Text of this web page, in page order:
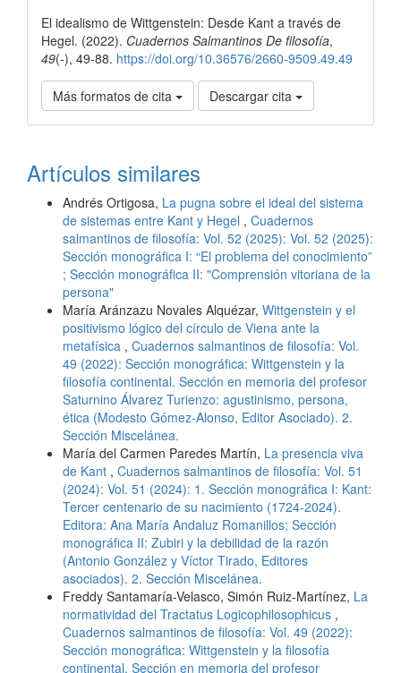
del
artículo
El idealismo de Wittgenstein: Desde Kant a través de
Hegel. (2022). Cuadernos Salmantinos De filosofía,
49(-), 49-88. https://doi.org/10.36576/2660-9509.49.49
Más formatos de cita Descargar cita
Artículos similares
Andrés Ortigosa, La pugna sobre el ideal del sistema
de sistemas entre Kant y Hegel , Cuadernos
salmantinos de filosofía: Vol. 52 (2025): Vol. 52 (2025):
Sección monográfica I: “El problema del conocimiento”
; Sección monográfica II: "Comprensión vitoriana de la
persona"
María Aránzazu Novales Alquézar, Wittgenstein y el
positivismo lógico del círculo de Viena ante la
metafísica , Cuadernos salmantinos de filosofía: Vol.
49 (2022): Sección monográfica: Wittgenstein y la
filosofía continental. Sección en memoria del profesor
Saturnino Álvarez Turienzo: agustinismo, persona,
ética (Modesto Gómez-Alonso, Editor Asociado). 2.
Sección Miscelánea.
María del Carmen Paredes Martín, La presencia viva
de Kant , Cuadernos salmantinos de filosofía: Vol. 51
(2024): Vol. 51 (2024): 1. Sección monográfica I: Kant:
Tercer centenario de su nacimiento (1724-2024).
Editora: Ana María Andaluz Romanillos; Sección
monográfica II: Zubiri y la debilidad de la razón
(Antonio González y Víctor Tirado, Editores
asociados). 2. Sección Miscelánea.
Freddy Santamaría-Velasco, Simón Ruiz-Martínez, La
normatividad del Tractatus Logicophilosophicus ,
Cuadernos salmantinos de filosofía: Vol. 49 (2022):
Sección monográfica: Wittgenstein y la filosofía
continental. Sección en memoria del profesor